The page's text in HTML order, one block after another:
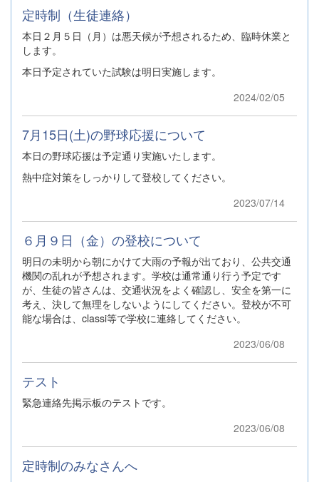
定時制（生徒連絡）
本日２月５日（月）は悪天候が予想されるため、臨時休業と
します。
本日予定されていた試験は明日実施します。
2024/02/05
7月15日(土)の野球応援について
本日の野球応援は予定通り実施いたします。
熱中症対策をしっかりして登校してください。
2023/07/14
６月９日（金）の登校について
明日の未明から朝にかけて大雨の予報が出ており、公共交通
機関の乱れが予想されます。学校は通常通り行う予定です
が、生徒の皆さんは、交通状況をよく確認し、安全を第一に
考え、決して無理をしないようにしてください。登校が不可
能な場合は、classi等で学校に連絡してください。
2023/06/08
テスト
緊急連絡先掲示板のテストです。
2023/06/08
定時制のみなさんへ